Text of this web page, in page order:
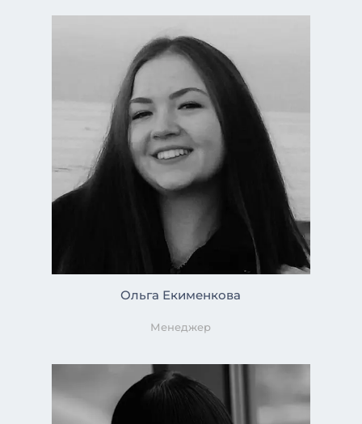
Ольга Екименкова
Менеджер